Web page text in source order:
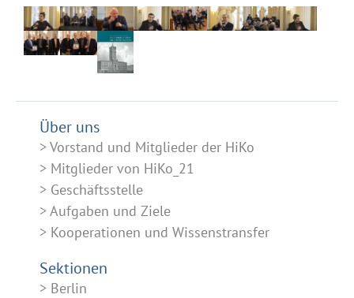
Über uns
Vorstand und Mitglieder der HiKo
Mitglieder von HiKo_21
Geschäftsstelle
Aufgaben und Ziele
Kooperationen und Wissenstransfer
Sektionen
Berlin